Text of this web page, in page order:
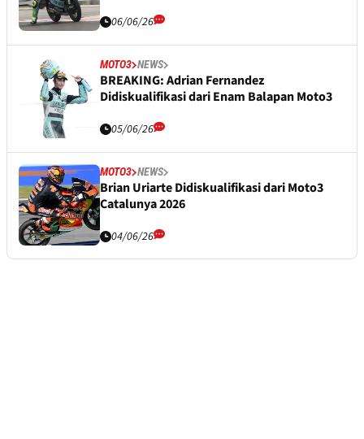
06/06/26
MOTO3 NEWS
BREAKING: Adrian Fernandez
Didiskualifikasi dari Enam Balapan Moto3
05/06/26
MOTO3 NEWS
Brian Uriarte Didiskualifikasi dari Moto3
Catalunya 2026
04/06/26